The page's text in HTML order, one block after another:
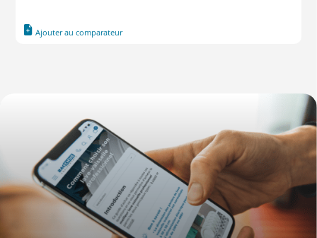
Ajouter au comparateur